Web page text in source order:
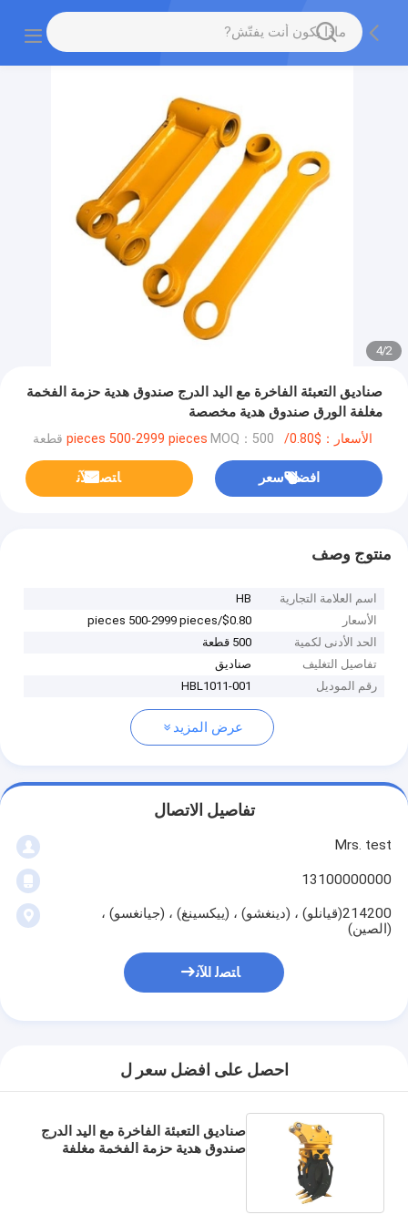
2
/
4
صناديق التعبئة الفاخرة مع اليد الدرج صندوق هدية حزمة الفخمة
مغلفة الورق صندوق هدية مخصصة
الأسعار：$0.80/pieces 500-2999 pieces MOQ：500 قطعة
افضل سعر ﺎﺘﺼﻟ ﺍﻶﻧ
منتوج وصف
اسم العلامة التجارية
HB
الأسعار
$0.80/pieces 500-2999 pieces
الحد الأدنى لكمية
500 قطعة
تفاصيل التغليف
صناديق
رقم الموديل
HBL1011-001
عرض المزيد
تفاصيل الاتصال
Mrs. test
13100000000
214200(قيانلو) ، (دينغشو) ، (ييكسينغ) ، (جيانغسو) ،
(الصين)
ﺎﺘﺼﻟ ﺍﻶﻧ
احصل على افضل سعر ل
صناديق التعبئة الفاخرة مع اليد الدرج
صندوق هدية حزمة الفخمة مغلفة